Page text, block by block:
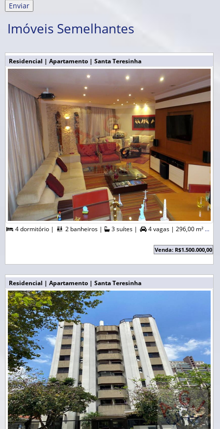
Imóveis Semelhantes
Residencial | Apartamento | Santa Teresinha
 4 dormitório |  2 banheiros | 3 suítes |  4 vagas | 296,00 m² A. Útil |
Venda: R$1.500.000,00
Residencial | Apartamento | Santa Teresinha